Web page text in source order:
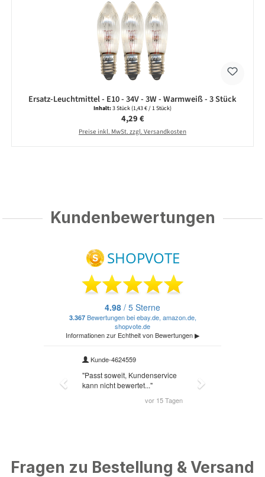
Ersatz-Leuchtmittel - E10 - 34V - 3W - Warmweiß - 3 Stück
Inhalt:3 Stück(1,43 € / 1 Stück)
Regulärer Preis:
4,29 €
Preise inkl. MwSt. zzgl. Versandkosten
Kundenbewertungen
Fragen zu Bestellung & Versand